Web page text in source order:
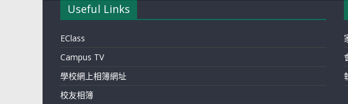
Useful Links
EClass
Campus TV
學校網上相簿網址
校友相簿